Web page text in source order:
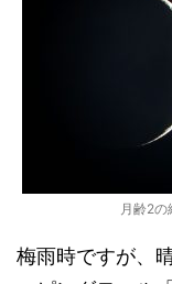
月齢2の
梅雨時ですが、